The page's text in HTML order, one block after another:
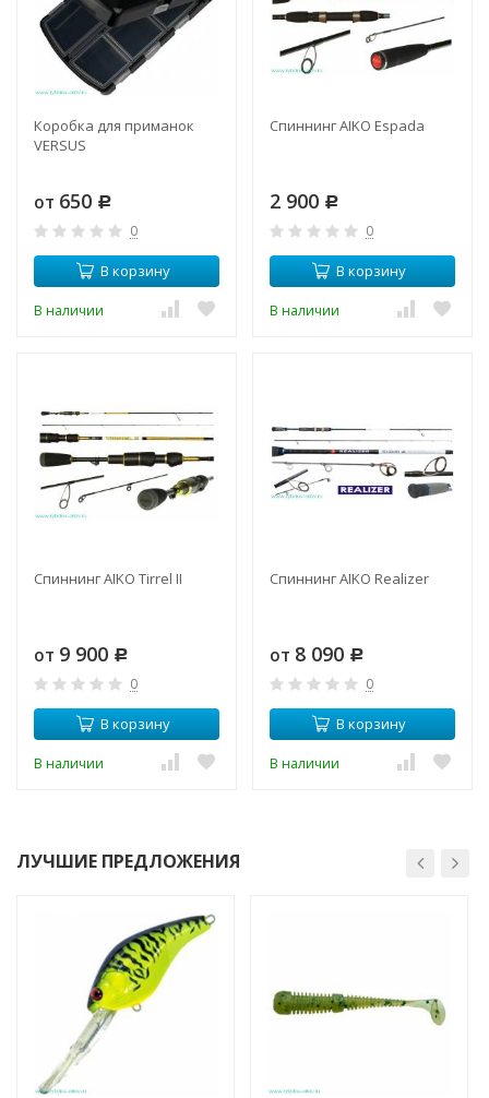
Коробка для приманок
VERSUS
от 650 Р
0
В корзину
В наличии
Спиннинг AIKO Espada
2 900 Р
0
В корзину
В наличии
Спиннинг AIKO Tirrel II
от 9 900 Р
0
В корзину
В наличии
Спиннинг AIKO Realizer
от 8 090 Р
0
В корзину
В наличии
ЛУЧШИЕ ПРЕДЛОЖЕНИЯ